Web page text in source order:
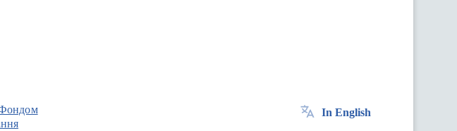
In English